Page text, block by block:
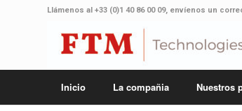
Llámenos al +33 (0)1 40 86 00 09, envíenos un
Inicio La compañia Nuestros